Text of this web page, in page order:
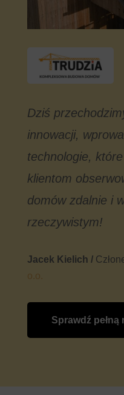
Dziś
innowacji,
technologie,
klientom
domów zdalnie i
rzeczywistym!
Jacek Kielich /
o.o.
Sprawdź pełną